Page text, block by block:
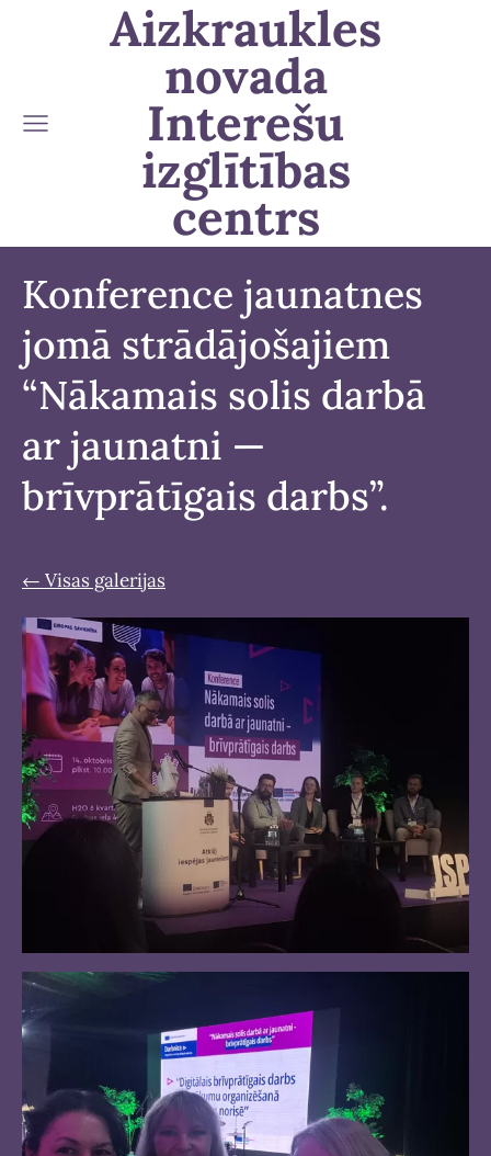
Aizkraukles
novada
Interešu
izglītības
centrs
Konference jaunatnes
jomā strādājošajiem
“Nākamais solis darbā
ar jaunatni —
brīvprātīgais darbs”.
Visas galerijas